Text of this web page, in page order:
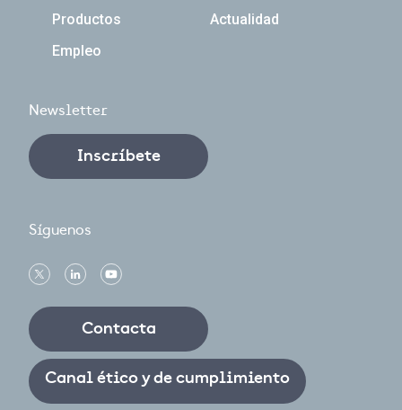
Productos
Actualidad
Empleo
Newsletter
Inscríbete
Síguenos
Contacta
Canal ético y de cumplimiento